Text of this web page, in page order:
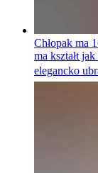
Chłopak ma
ma kształt
elegancko